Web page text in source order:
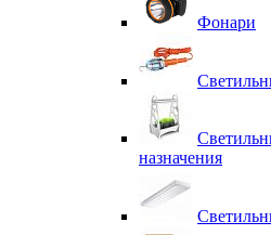
Фонари
назначения